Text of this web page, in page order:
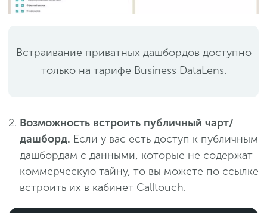
Встраивание приватных дашбордов доступно
только на тарифе Business DataLens.
Возможность встроить публичный чарт/
дашборд. Если у вас есть доступ к публичным
дашбордам с данными, которые не содержат
коммерческую тайну, то вы можете по ссылке
встроить их в кабинет Calltouch.